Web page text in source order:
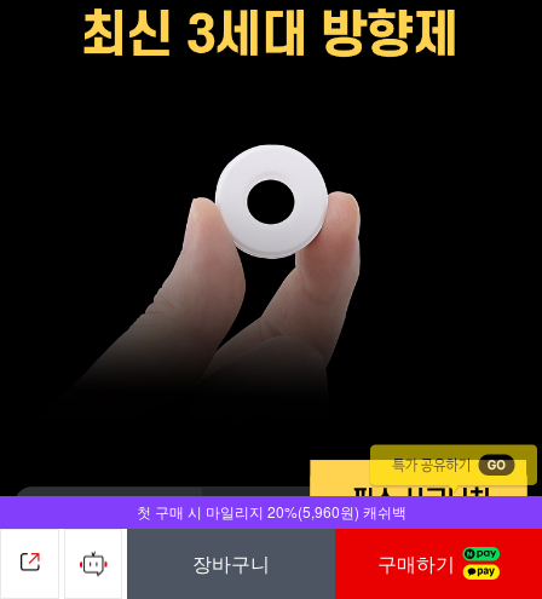
첫 구매 시 마일리지 20%(5,960원) 캐쉬백
장바구니 구매하기